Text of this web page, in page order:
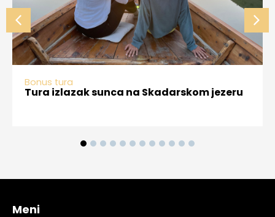
Bonus tura
Tura izlazak sunca na Skadarskom jezeru
4 5 6 7 8 9 10 11 12
Meni